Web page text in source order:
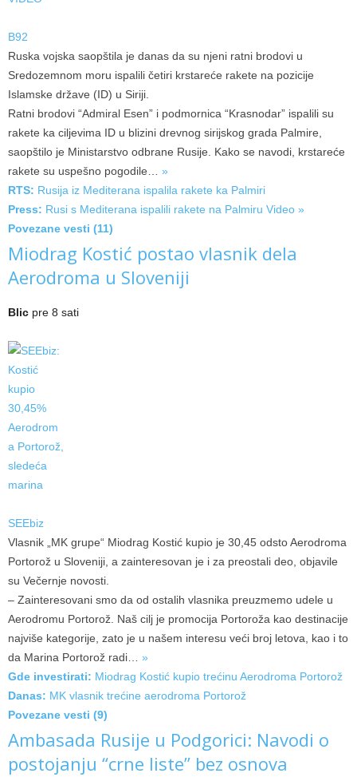
B92
Ruska vojska saopštila je danas da su njeni ratni brodovi u
Sredozemnom moru ispalili četiri krstareće rakete na pozicije
Islamske države (ID) u Siriji.
Ratni brodovi “Admiral Esen” i podmornica “Krasnodar” ispalili su
rakete ka ciljevima ID u blizini drevnog sirijskog grada Palmire,
saopštilo je Ministarstvo odbrane Rusije. Kako se navodi, krstareće
rakete su uspešno pogodile… »
RTS: Rusija iz Mediterana ispalila rakete ka Palmiri
Press: Rusi s Mediterana ispalili rakete na Palmiru Video »
Povezane vesti (11)
Miodrag Kostić postao vlasnik dela
Aerodroma u Sloveniji
Blic pre 8 sati
SEEbiz
Vlasnik „MK grupe“ Miodrag Kostić kupio je 30,45 odsto Aerodroma
Portorož u Sloveniji, a zainteresovan je i za preostali deo, objavile
su Večernje novosti.
– Zainteresovani smo da od ostalih vlasnika preuzmemo udele u
Aerodromu Portorož. Naš cilj je promocija Portoroža kao destinacije
najviše kategorije, zato je u našem interesu veći broj letova, kao i to
da Marina Portorož radi… »
Gde investirati: Miodrag Kostić kupio trećinu Aerodroma Portorož
Danas: MK vlasnik trećine aerodroma Portorož
Povezane vesti (9)
Ambasada Rusije u Podgorici: Navodi o
postojanju “crne liste” bez osnova